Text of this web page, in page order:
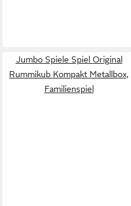
Jumbo Spiele Spiel Original
Rummikub Kompakt Metallbox,
Familienspiel